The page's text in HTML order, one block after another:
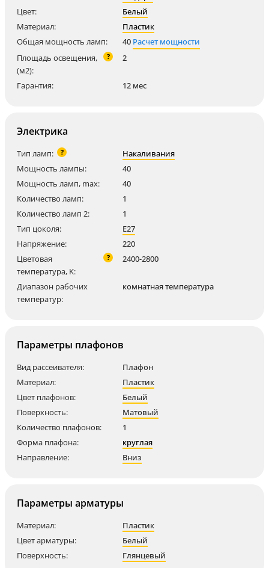
Цвет:
Белый
Материал:
Пластик
Общая мощность ламп:
40 Расчет мощности
Площадь освещения,
(м2):
? 2
Гарантия: 12 мес
Электрика
Тип ламп: ?
Накаливания
Мощность лампы:
40
Мощность ламп, max:
40
Количество ламп:
1
Количество ламп 2:
1
Тип цоколя:
E27
Напряжение:
220
Цветовая
температура, K:
? 2400-2800
Диапазон рабочих
температур:
комнатная температура
Параметры плафонов
Вид рассеивателя:
Плафон
Материал:
Пластик
Цвет плафонов:
Белый
Поверхность:
Матовый
Количество плафонов:
1
Форма плафона:
круглая
Направление:
Вниз
Параметры арматуры
Материал:
Пластик
Цвет арматуры:
Белый
Поверхность:
Глянцевый